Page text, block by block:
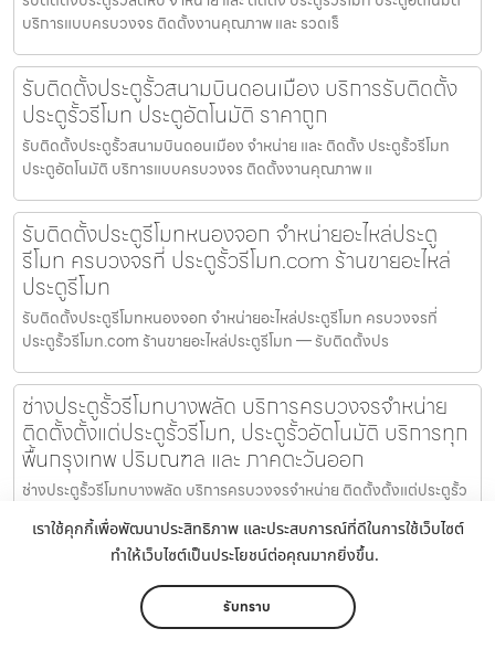
เราใช้คุกกี้เพื่อพัฒนาประสิทธิภาพ และประสบการณ์ที่ดีในการใช้เว็บไซต์
ทำให้เว็บไซต์เป็นประโยชน์ต่อคุณมากยิ่งขึ้น.
รับทราบ
บริการแบบครบวงจร ติดตั้งงานคุณภาพ และ รวดเร็
รับติดตั้งประตูรั้วสนามบินดอนเมือง บริการรับติดตั้ง
ประตูรั้วรีโมท ประตูอัตโนมัติ ราคาถูก
รับติดตั้งประตูรั้วสนามบินดอนเมือง จำหน่าย และ ติดตั้ง ประตูรั้วรีโมท
ประตูอัตโนมัติ บริการแบบครบวงจร ติดตั้งงานคุณภาพ แ
รับติดตั้งประตูรีโมทหนองจอก จำหน่ายอะไหล่ประตู
รีโมท ครบวงจรที่ ประตูรั้วรีโมท.com ร้านขายอะไหล่
ประตูรีโมท
รับติดตั้งประตูรีโมทหนองจอก จำหน่ายอะไหล่ประตูรีโมท ครบวงจรที่
ประตูรั้วรีโมท.com ร้านขายอะไหล่ประตูรีโมท — รับติดตั้งปร
ช่างประตูรั้วรีโมทบางพลัด บริการครบวงจรจำหน่าย
ติดตั้งตั้งแต่ประตูรั้วรีโมท, ประตูรั้วอัตโนมัติ บริการทุก
พื้นกรุงเทพ ปริมณฑล และ ภาคตะวันออก
ช่างประตูรั้วรีโมทบางพลัด บริการครบวงจรจำหน่าย ติดตั้งตั้งแต่ประตูรั้ว
รีโมท, ประตูรั้วอัตโนมัติ บริการทุกพื้นกรุงเทพ ปริ
จำหน่ายอะไหล่ประตูรีโมททวีวัฒนา ประตูรั้วรีโมท.com
บริการติดตั้งและซ่อมประตูรีโมท โดย ช่างติดตั้งประตู